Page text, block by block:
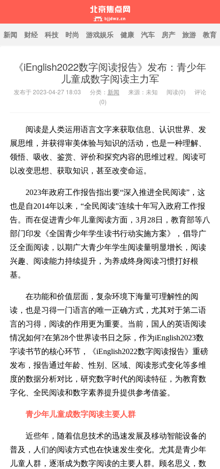
北京焦点网
新闻 财经 科技 时尚 游戏娱乐 健康 汽车 房产 旅游 教育
《iEnglish2022数字阅读报告》发布：青少年
儿童成数字阅读主力军
发布于 2023-04-27 18:03 分类： 新闻 来源：未知 阅读(0)
评论
(0)
阅读是人类运用语言文字来获取信息、认识世界、发
展思维，并获得审美体验与知识的活动，也是一种理解、
领悟、吸收、鉴赏、评价和探究内容的思维过程。阅读可
以改变思想、获取知识，甚至改变命运。
2023年政府工作报告指出要“深入推进全民阅读”，这
也是自2014年以来，“全民阅读”连续十年写入政府工作报
告。而在促进青少年儿童阅读方面，3月28日，教育部等八
部门印发《全国青少年学生读书行动实施方案》，倡导广
泛全面阅读，以期广大青少年学生阅读量明显增长，阅读
兴趣、阅读能力持续提升，为养成终身阅读习惯打好根
基。
在功能和价值层面，复杂环境下海量可理解性的阅
读，也是习得一门语言的唯一正确方式，尤其对于第二语
言的习得，阅读的作用更为重要。当前，国人的英语阅读
情况如何?在第28个世界读书日之际，作为iEnglish2023数
字读书节的核心环节，《iEnglish2022数字阅读报告》重磅
发布，报告通过年龄、性别、区域、阅读形式变化等多维
度的数据分析对比，研究数字时代的阅读特征，为教育数
字化、全民阅读和数字素养提升提供参考借鉴。
青少年儿童成数字阅读主要人群
近些年，随着信息技术的迅速发展及移动智能设备的
普及，人们的阅读方式也在快速发生变化。尤其是青少年
儿童人群，逐渐成为数字阅读的主要人群。顾名思义，数